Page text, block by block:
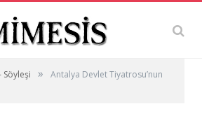
Söyleşi »
Antalya Devlet Tiyatrosu’nun